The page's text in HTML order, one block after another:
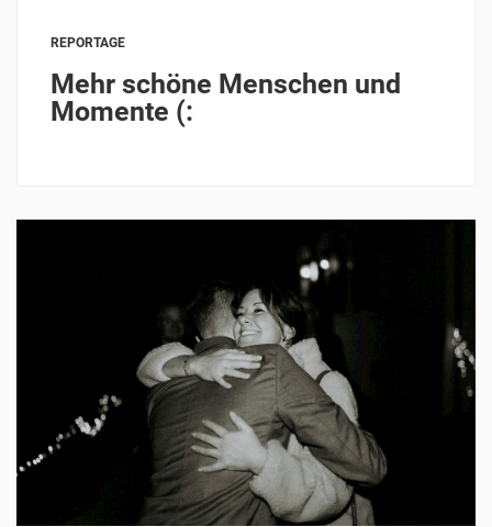
REPORTAGE
Mehr schöne Menschen und
Momente (: